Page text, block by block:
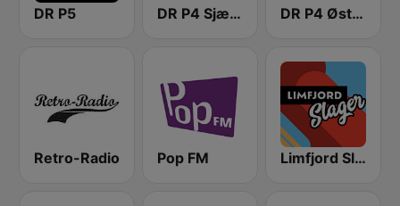
DR P5 DR P4 Sjælland DR P4 Østjyllands
Retro-Radio Pop FM Limfjord Slager